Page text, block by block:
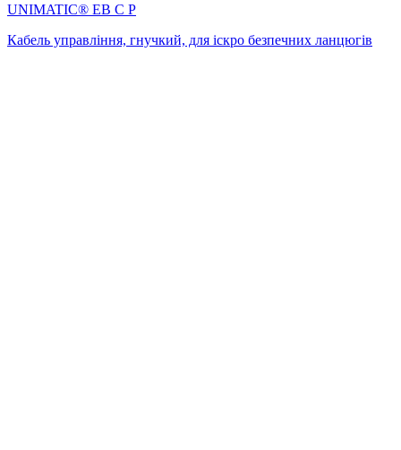
UNIMATIC® EB C P
Кабель управління, гнучкий, для іскро безпечних ланцюгів